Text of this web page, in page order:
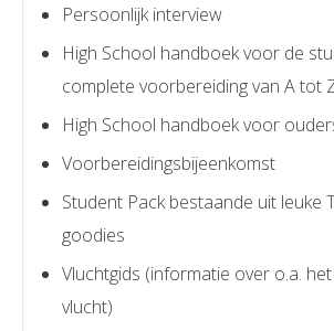
Persoonlijk interview
High School handboek voor de
complete voorbereiding van A tot
High School handboek voor
Voorbereidingsbijeenkomst
Student Pack bestaande uit leuke
goodies
Vluchtgids (informatie over o.a.
vlucht)